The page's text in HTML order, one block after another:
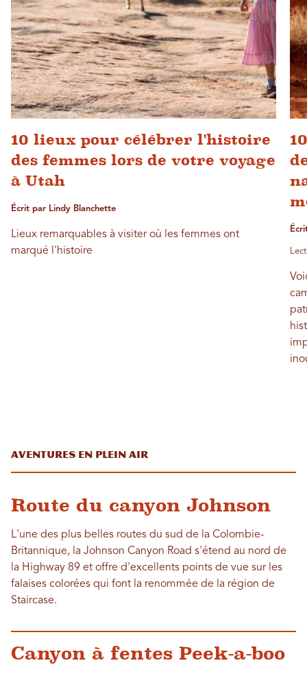
10 lieux pour célébrer l'histoire
des femmes lors de votre voyage
à Utah
Écrit par Lindy Blanchette
Lieux remarquables à visiter où les femmes ont
marqué l'histoire
Aventures en plein air
Route du canyon Johnson
L'une des plus belles routes du sud de la Colombie-
Britannique, la Johnson Canyon Road s'étend au nord de
la Highway 89 et offre d'excellents points de vue sur les
falaises colorées qui font la renommée de la région de
Staircase.
Canyon à fentes Peek-a-boo